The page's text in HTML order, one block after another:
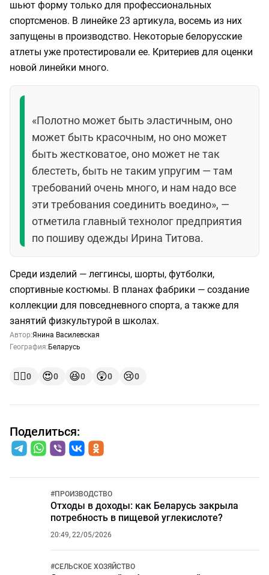
шьют форму только для профессиональных
спортсменов. В линейке 23 артикула, восемь из них
запущены в производство. Некоторые белорусские
атлеты уже протестировали ее. Критериев для оценки
новой линейки много.
«Полотно может быть эластичным, оно
может быть красочным, но оно может
быть жестковатое, оно может не так
блестеть, быть не таким упругим — там
требований очень много, и нам надо все
эти требования соединить воедино», —
отметила главный технолог предприятия
по пошиву одежды Ирина Титова.
Среди изделий — леггинсы, шорты, футболки,
спортивные костюмы. В планах фабрики — создание
коллекции для повседневного спорта, а также для
занятий физкультурой в школах.
Автор:Янина Василевская
География: Беларусь
👍🏻0 😍0 😆0 😲0 😢0
Поделиться:
#ПРОИЗВОДСТВО
Отходы в доходы: как Беларусь закрыла
потребность в пищевой углекислоте?
20:49, 22/05/2026
#СЕЛЬСКОЕ ХОЗЯЙСТВО